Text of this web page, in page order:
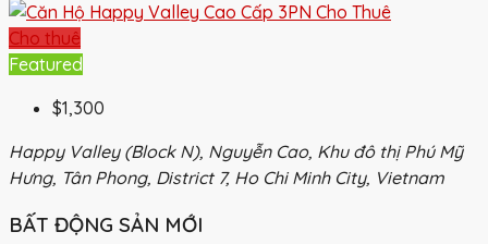
Cho thuê
Featured
$1,300
Happy Valley (Block N), Nguyễn Cao, Khu đô thị Phú Mỹ
Hưng, Tân Phong, District 7, Ho Chi Minh City, Vietnam
BẤT ĐỘNG SẢN MỚI